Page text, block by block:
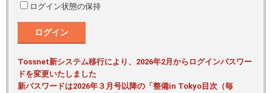
ログイン状態の保持
ログイン
Tossnet新システム移行により、2026年2月からログインパスワー
ドを変更いたしました
新パスワードは2026年３月号以降の「整備in Tokyo目次（毎